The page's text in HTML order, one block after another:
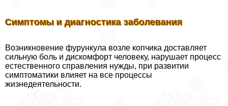
Симптомы и диагностика заболевания
Возникновение фурункула возле копчика доставляет
сильную боль и дискомфорт человеку, нарушает процесс
естественного справления нужды, при развитии
симптоматики влияет на все процессы
жизнедеятельности.